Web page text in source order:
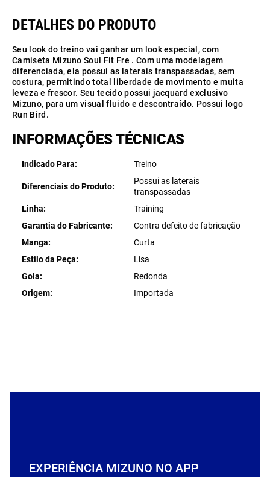
Seu look do treino vai ganhar um look especial, com
Camiseta Mizuno Soul Fit Fre . Com uma modelagem
diferenciada, ela possui as laterais transpassadas, sem
costura, permitindo total liberdade de movimento e muita
leveza e frescor. Seu tecido possui jacquard exclusivo
Mizuno, para um visual fluido e descontraído. Possui logo
Run Bird.
INFORMAÇÕES TÉCNICAS
Indicado Para Treino
Diferenciais do Produto
Possui as laterais
transpassadas
Linha
Training
Garantia do Fabricante
Contra defeito de fabricação
Manga
Curta
Estilo da Peça
Lisa
Gola
Redonda
Origem
Importada
EXPERIÊNCIA MIZUNO NO APP